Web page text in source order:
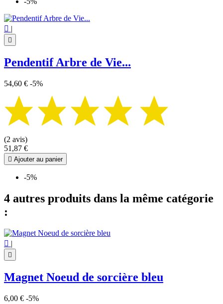
 |

Pendentif Arbre de Vie...
54,60 € -5%
(2 avis)
51,87 €
 Ajouter au panier
-5%
4 autres produits dans la même catégorie
:
 |

Magnet Noeud de sorcière bleu
6,00 € -5%